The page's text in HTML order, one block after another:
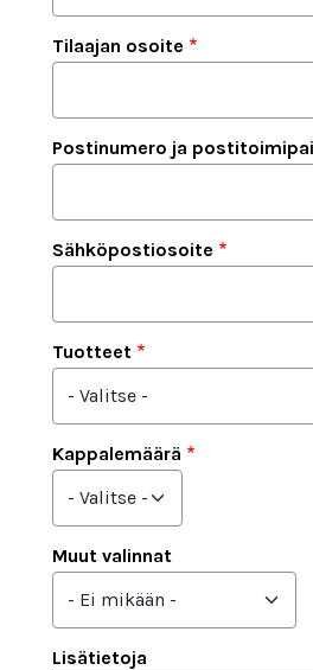
Tilaajan osoite
Postinumero ja
Sähköpostiosoite
Tuotteet
Kappalemäärä
Muut valinnat
Lisätietoja